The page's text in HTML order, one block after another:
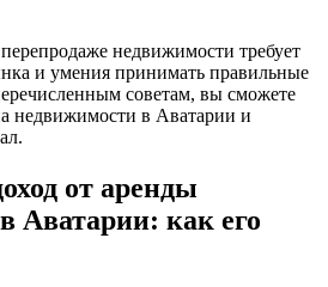
недвижимости требует
и умения принимать правильные
советам, вы сможете
недвижимости в Аватарии и
от аренды
Аватарии: как его